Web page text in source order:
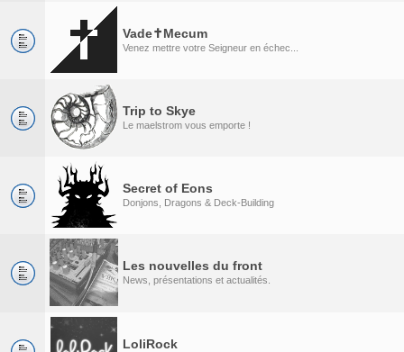
Vade✝Mecum
Venez mettre votre Seigneur en échec...
Trip to Skye
Le maelstrom vous emporte !
Secret of Eons
Donjons, Dragons & Deck-Building
Les nouvelles du front
News, présentations et actualités.
LoliRock